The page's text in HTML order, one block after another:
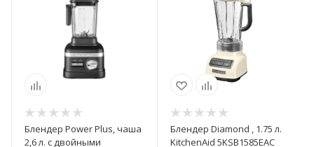
Блендер Power Plus, чаша
2,6 л. с двойными
Блендер Diamond , 1.75 л.
KitchenAid 5KSB1585EAC